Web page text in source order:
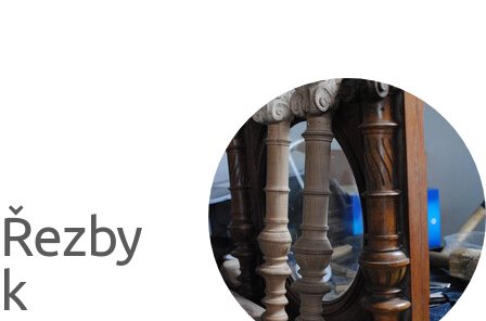
Řezby
k